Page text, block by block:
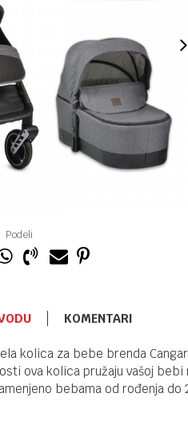
Podeli
KOMENTARI
kolica za bebe brenda
ova kolica pružaju vašoj bebi
bebama od rođenja do